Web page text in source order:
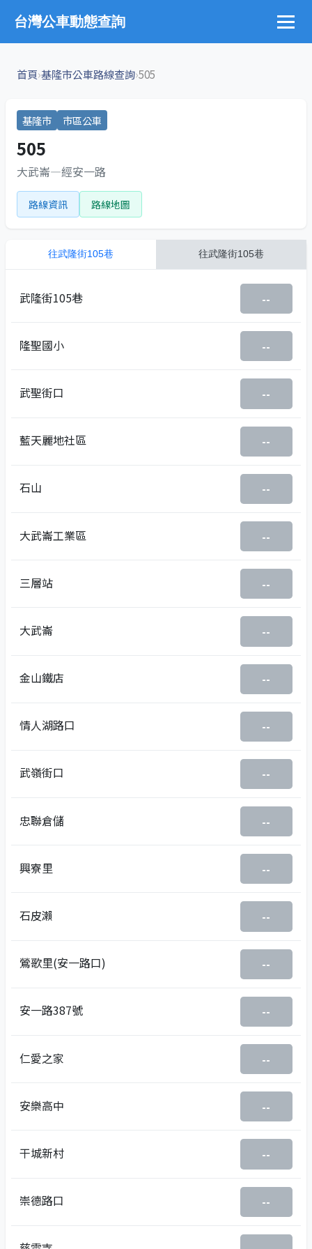
台灣公車動態查詢
首頁›基隆市公車路線查詢›505
基隆市 市區公車
505
大武崙—經安一路
路線資訊 路線地圖
往武隆街105巷 往武隆街105巷
武隆街105巷 --
隆聖國小 --
武聖街口 --
藍天麗地社區 --
石山 --
大武崙工業區 --
三層站 --
大武崙 --
金山鐵店 --
情人湖路口 --
武嶺街口 --
忠聯倉儲 --
興寮里 --
石皮瀨 --
鶯歌里(安一路口) --
安一路387號 --
仁愛之家 --
安樂高中 --
干城新村 --
崇德路口 --